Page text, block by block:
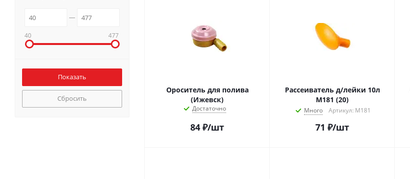
Ороситель для полива
(Ижевск)
Достаточно
84 ₽/шт
Рассеиватель д/лейки 10л
М181 (20)
Много Артикул: М181
71 ₽/шт
40 477
Сбросить